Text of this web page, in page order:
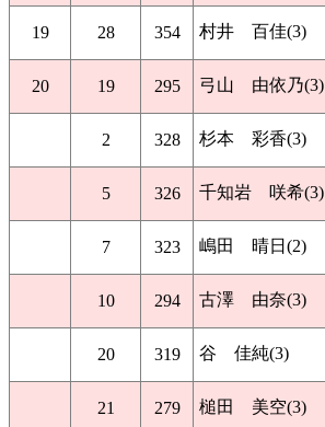
19 28 354 村井 百佳(3)
20 19 295 弓山 由依乃(3)
2 328 杉本 彩香(3)
5 326 千知岩 咲希(3)
7 323 嶋田 晴日(2)
10 294 古澤 由奈(3)
20 319 谷 佳純(3)
21 279 槌田 美空(3)